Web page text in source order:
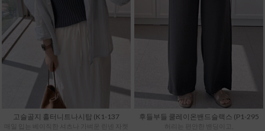
고슬골지 홀터니트나시탑 (K1-137
매일 입는 베이직한 셔츠나 가벼운 린넨 자켓
후들부들 쿨레이온밴드슬랙스 (P1-295